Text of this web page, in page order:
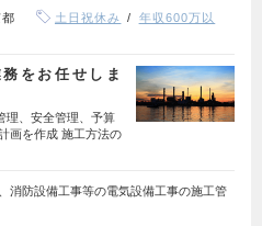
土日祝休み
年収600万以
をお任せしま
理、安全管理、予算
画を作成 施工方法の
消防設備工事等の電気設備工事の施工管